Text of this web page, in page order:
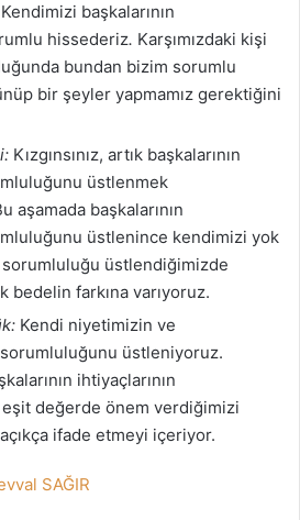
Kendimizi başkalarının
hissederiz. Karşımızdaki kişi
bundan bizim sorumlu
bir şeyler yapmamız gerektiğini
Kızgınsınız, artık başkalarının
üstlenmek
aşamada başkalarının
üstlenince kendimizi yok
sorumluluğu üstlendiğimizde
bedelin farkına varıyoruz.
Kendi niyetimizin ve
sorumluluğunu üstleniyoruz.
ihtiyaçlarının
değerde önem verdiğimizi
ifade etmeyi içeriyor.
SAĞIR